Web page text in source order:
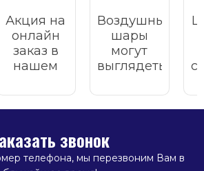
Акция на
онлайн
заказ в
нашем
магазине.
Воздушные
шары
могут
выглядеть
разному:
одни
переливаются,
другие
звонок
телефона, мы перезвоним Вам в